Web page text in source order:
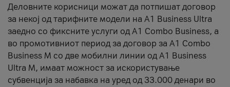
Деловните корисници можат да потпишат договор
за некој од тарифните модели на A1 Business Ultra
заедно со фиксните услуги од A1 Combo Business, а
во промотивниот период за договор за A1 Combo
Business M со две мобилни линии од A1 Business
Ultra M, имаат можност за искористување
субвенција за набавка на уред од 33.000 денари во